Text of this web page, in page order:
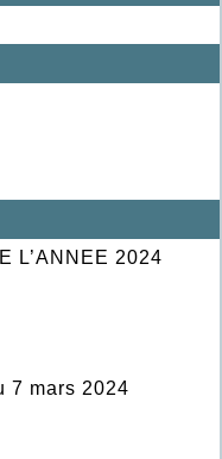
L’ANNEE 2024
7 mars 2024